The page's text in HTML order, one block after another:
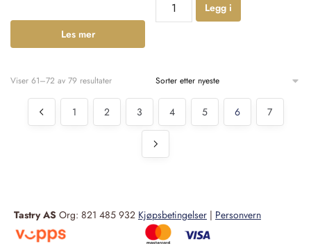
Les mer
Legg i
Viser 61–72 av 79 resultater
1 2 3 4 5 6 7
Tastry AS Org: 821 485 932 Kjøpsbetingelser | Personvern